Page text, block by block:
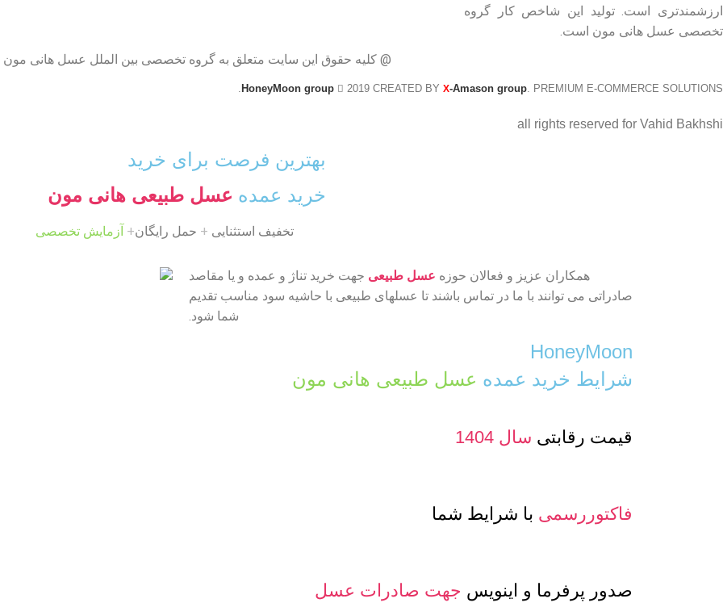
ارزشمندتری است. تولید این شاخص کار گروه
تخصصی عسل هانی مون است.
@ کلیه حقوق این سایت متعلق به گروه تخصصی بین الملل عسل هانی
HoneyMoon group 2019 CREATED BY X-Amason group. PREMIUM E-COMMERCE SOLUTIONS.
all rights reserved for Vahid Bakhshi
بهترین فرصت برای خرید
خرید عمده عسل طبیعی هانی مون
تخفیف استثنایی + حمل رایگان+ آزمایش تخصصی
همکاران عزیز و فعالان حوزه عسل طبیعی جهت خرید تناژ و عمده و یا مقاصد
صادراتی می توانند با ما در تماس باشند تا عسلهای طبیعی با حاشیه سود مناسب تقدیم
شما شود.
HoneyMoon
شرایط خرید عمده عسل طبیعی هانی مون
قیمت رقابتی سال 1404
فاکتوررسمی با شرایط شما
صدور پرفرما و اینویس جهت صادرات عسل